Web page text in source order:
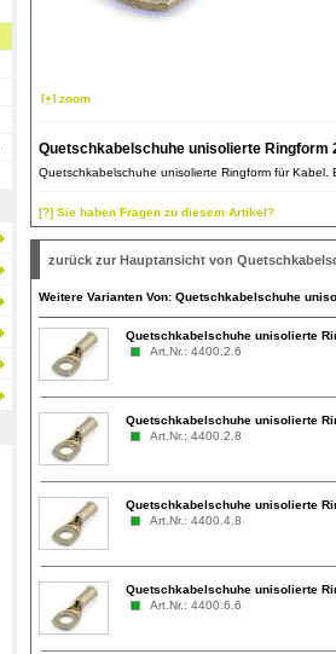
[+] zoom
Quetschkabelschuhe unisolierte Ringform
Quetschkabelschuhe unisolierte Ringform für Kabel.
[?] Sie haben Fragen zu diesem Artikel?
zurück zur Hauptansicht von
Weitere Varianten Von: Quetschkabelschuhe
Quetschkabelschuhe unisolierte
Art.Nr.: 4400.2.6
Quetschkabelschuhe unisolierte
Art.Nr.: 4400.2.8
Quetschkabelschuhe unisolierte
Art.Nr.: 4400.4.8
Quetschkabelschuhe unisolierte
Art.Nr.: 4400.6.6